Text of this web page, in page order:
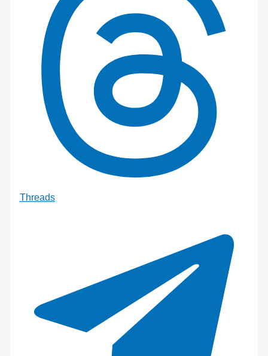
Threads